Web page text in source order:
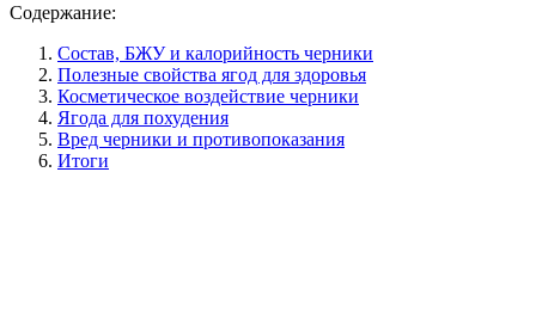
Содержание:
Состав, БЖУ и калорийность черники
Полезные свойства ягод для здоровья
Косметическое воздействие черники
Ягода для похудения
Вред черники и противопоказания
Итоги